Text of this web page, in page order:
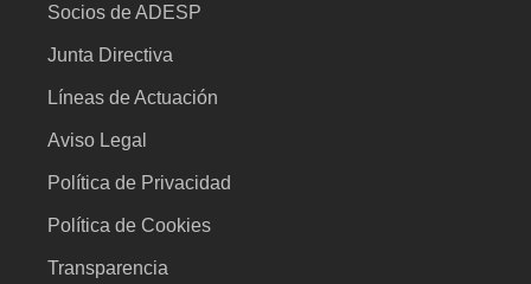
Socios de ADESP
Junta Directiva
Líneas de Actuación
Aviso Legal
Política de Privacidad
Política de Cookies
Transparencia